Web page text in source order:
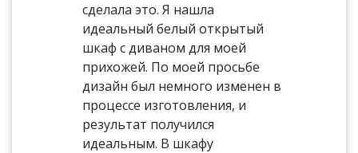
сделала это. Я нашла
идеальный белый открытый
шкаф с диваном для моей
прихожей. По моей просьбе
дизайн был немного изменен в
процессе изготовления, и
результат получился
идеальным. В шкафу